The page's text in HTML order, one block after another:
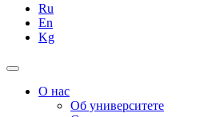
Ru
En
Kg
О нас
Об университете